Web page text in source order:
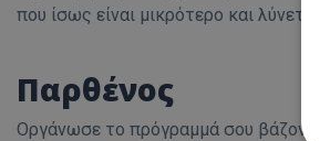
που ίσως είναι μικρότερο και
Παρθένος
Οργάνωσε το πρόγραμμά σου